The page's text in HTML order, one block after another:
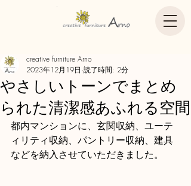
やさしいトーンでまとめ
られた清潔感あふれる空間
creative furniture Arno
2023年12月19日 読了時間: 2分
都内マンションに、玄関収納、ユーテ
ィリティ収納、パントリー収納、建具
などを納入させていただきました。